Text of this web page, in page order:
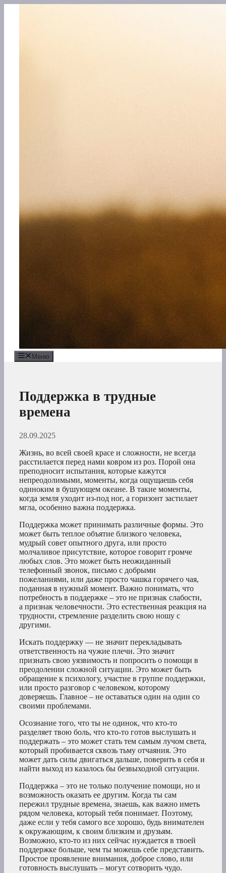
Меню
Поддержка в трудные
времена
28.09.2025
Жизнь, во всей своей красе и сложности, не всегда
расстилается перед нами ковром из роз. Порой она
преподносит испытания, которые кажутся
непреодолимыми, моменты, когда ощущаешь себя
одиноким в бушующем океане. В такие моменты,
когда земля уходит из-под ног, а горизонт застилает
мгла, особенно важна поддержка.
Поддержка может принимать различные формы. Это
может быть теплое объятие близкого человека,
мудрый совет опытного друга, или просто
молчаливое присутствие, которое говорит громче
любых слов. Это может быть неожиданный
телефонный звонок, письмо с добрыми
пожеланиями, или даже просто чашка горячего чая,
поданная в нужный момент. Важно понимать, что
потребность в поддержке – это не признак слабости,
а признак человечности. Это естественная реакция на
трудности, стремление разделить свою ношу с
другими.
Искать поддержку — не значит перекладывать
ответственность на чужие плечи. Это значит
признать свою уязвимость и попросить о помощи в
преодолении сложной ситуации. Это может быть
обращение к психологу, участие в группе поддержки,
или просто разговор с человеком, которому
доверяешь. Главное – не оставаться один на один со
своими проблемами.
Осознание того, что ты не одинок, что кто-то
разделяет твою боль, что кто-то готов выслушать и
поддержать – это может стать тем самым лучом света,
который пробивается сквозь тьму отчаяния. Это
может дать силы двигаться дальше, поверить в себя и
найти выход из казалось бы безвыходной ситуации.
Поддержка – это не только получение помощи, но и
возможность оказать ее другим. Когда ты сам
пережил трудные времена, знаешь, как важно иметь
рядом человека, который тебя понимает. Поэтому,
даже если у тебя самого все хорошо, будь внимателен
к окружающим, к своим близким и друзьям.
Возможно, кто-то из них сейчас нуждается в твоей
поддержке больше, чем ты можешь себе представить.
Простое проявление внимания, доброе слово, или
готовность выслушать – могут сотворить чудо.